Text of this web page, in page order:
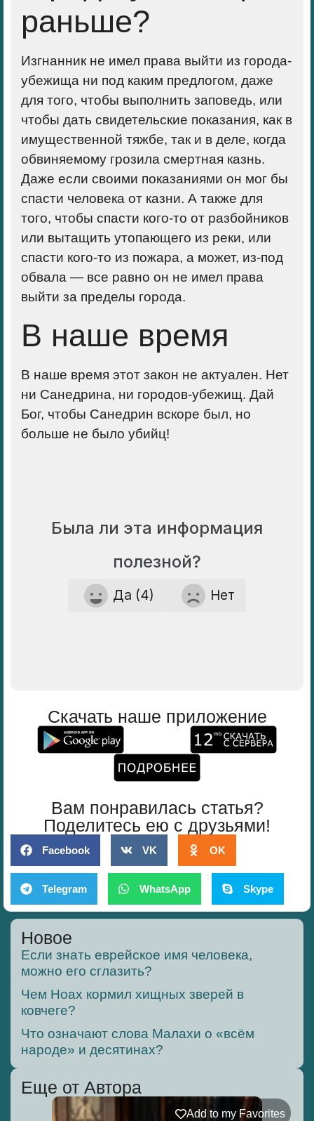
раньше?
Изгнанник не имел права выйти из города-
убежища ни под каким предлогом, даже
для того, чтобы выполнить заповедь, или
чтобы дать свидетельские показания, как в
имущественной тяжбе, так и в деле, когда
обвиняемому грозила смертная казнь.
Даже если своими показаниями он мог бы
спасти человека от казни. А также для
того, чтобы спасти кого-то от разбойников
или вытащить утопающего из реки, или
спасти кого-то из пожара, а может, из-под
обвала — все равно он не имел права
выйти за пределы города.
В наше время
В наше время этот закон не актуален. Нет
ни Санедрина, ни городов-убежищ. Дай
Бог, чтобы Санедрин вскоре был, но
больше не было убийц!
Была ли эта информация
полезной?
Да (4) Нет
Скачать наше приложение
Вам понравилась статья?
Поделитесь ею с друзьями!
Facebook VK OK
Telegram WhatsApp Skype
Новое
Если знать еврейское имя человека,
можно его сглазить?
Чем Ноах кормил хищных зверей в
ковчеге?
Что означают слова Малахи о «всём
народе» и десятинах?
Еще от Автора
Add to my Favorites